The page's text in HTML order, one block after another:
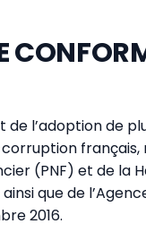
l’adoption de
(PNF) et de la
que de
2016.